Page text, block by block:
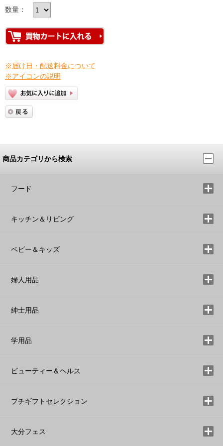
数量：
※届け日・配送料金について
※アイコンの説明
商品カテゴリから検索
フード
キッチン＆リビング
ベビー＆キッズ
婦人用品
紳士用品
学用品
ビューティー＆ヘルス
プチギフトセレクション
大分フェス